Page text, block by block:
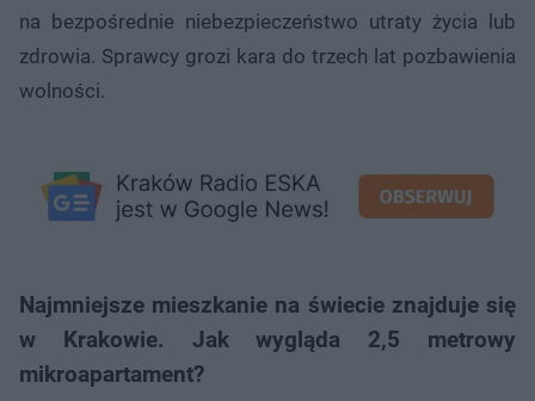
na bezpośrednie niebezpieczeństwo utraty życia lub
zdrowia. Sprawcy grozi kara do trzech lat pozbawienia
wolności.
Najmniejsze mieszkanie na świecie znajduje się
w Krakowie. Jak wygląda 2,5 metrowy
mikroapartament?